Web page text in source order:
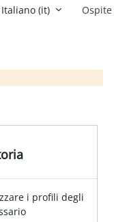
Italiano ‎(it)‎ Ospite
i profili degli